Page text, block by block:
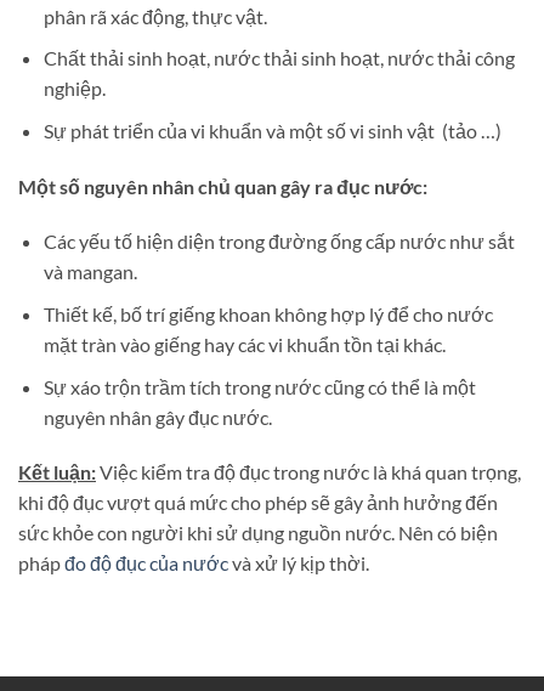
phân rã xác động, thực vật.
Chất thải sinh hoạt, nước thải sinh hoạt, nước thải công
nghiệp.
Sự phát triển của vi khuẩn và một số vi sinh vật (tảo …)
Một số nguyên nhân chủ quan gây ra đục nước:
Các yếu tố hiện diện trong đường ống cấp nước như sắt
và mangan.
Thiết kế, bố trí giếng khoan không hợp lý để cho nước
mặt tràn vào giếng hay các vi khuẩn tồn tại khác.
Sự xáo trộn trầm tích trong nước cũng có thể là một
nguyên nhân gây đục nước.
Kết luận:Việc kiểm tra độ đục trong nước là khá quan trọng,
khi độ đục vượt quá mức cho phép sẽ gây ảnh hưởng đến
sức khỏe con người khi sử dụng nguồn nước. Nên có biện
phápđo độ đục của nướcvà xử lý kịp thời.